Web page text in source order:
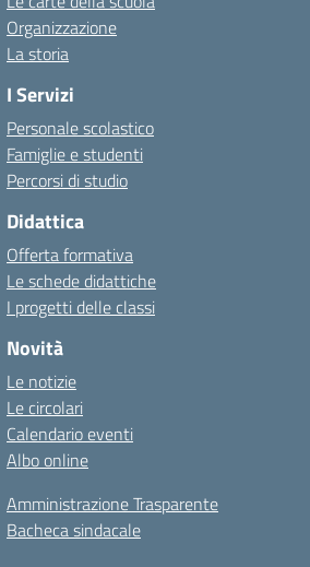
Organizzazione
La storia
I Servizi
Personale scolastico
Famiglie e studenti
Percorsi di studio
Didattica
Offerta formativa
Le schede didattiche
I progetti delle classi
Novità
Le notizie
Le circolari
Calendario eventi
Albo online
Amministrazione Trasparente
Bacheca sindacale